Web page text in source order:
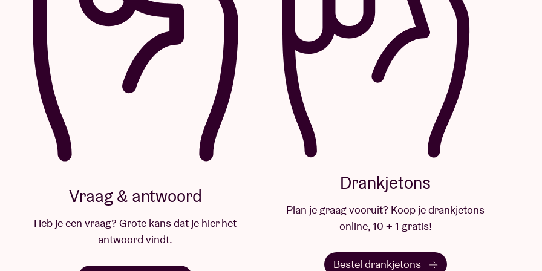
Vraag & antwoord
Heb je een vraag? Grote kans dat je hier het
antwoord vindt.
Drankjetons
Plan je graag vooruit? Koop je drankjetons
online, 10 + 1 gratis!
Bestel drankjetons